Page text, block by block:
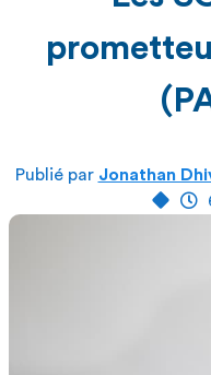
Publié par Jonathan